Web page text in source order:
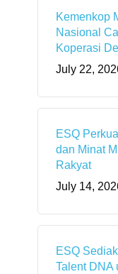
Kemenkop
Nasional
Koperasi
July 22,
ESQ
dan Minat
Rakyat
July 14,
ESQ
Talent DNA